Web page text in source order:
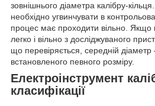
зовнішнього діаметра калібру-
необхідно угвинчувати в
процес має проходити вільно. Якщо
легко і вільно з досліджуваного
що перевіряється, середній
встановленого певного розміру.
Електроінструмент
класифікації